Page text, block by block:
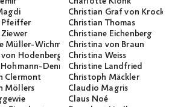
Christian Graf von
Pfeiffer
Christian Thomas
Christiane Eichenberg
Müller-WichmannChristina von Braun
Hodenberg
Christina Weiss
Hohmann-DennhardtChristine Landfried
Clermont
Christoph Mäckler
Möllers
Claudio Magris
Claus Noé